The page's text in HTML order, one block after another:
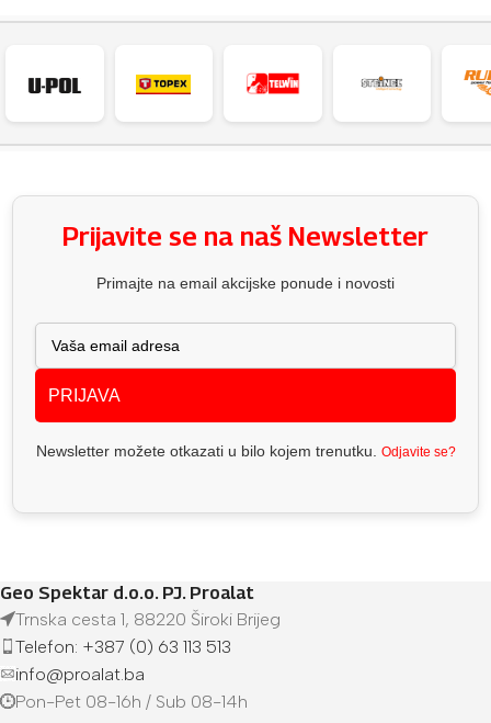
Prijavite se na naš Newsletter
Primajte na email akcijske ponude i novosti
PRIJAVA
Newsletter možete otkazati u bilo kojem trenutku. Odjavite se?
Geo Spektar d.o.o. PJ. Proalat
Trnska cesta 1, 88220 Široki Brijeg
Telefon: +387 (0) 63 113 513
info@proalat.ba
Pon-Pet 08-16h / Sub 08-14h